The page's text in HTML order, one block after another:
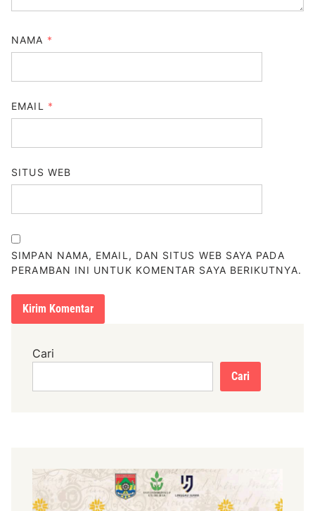
NAMA *
EMAIL *
SITUS WEB
SIMPAN NAMA, EMAIL, DAN SITUS WEB SAYA PADA
PERAMBAN INI UNTUK KOMENTAR SAYA BERIKUTNYA.
Cari
Cari